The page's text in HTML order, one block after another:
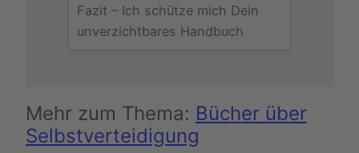
Fazit – Ich schütze mich Dein
unverzichtbares Handbuch
Mehr zum Thema: Bücher über
Selbstverteidigung